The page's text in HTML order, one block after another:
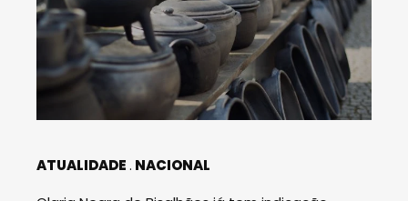
ATUALIDADE NACIONAL